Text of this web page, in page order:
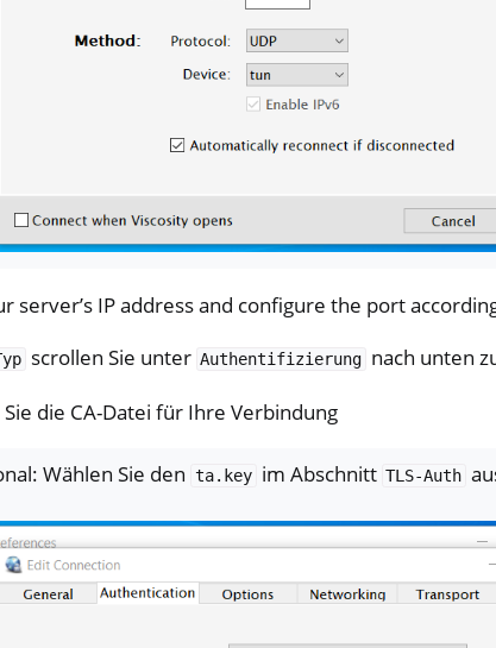
NW750
server’s IP address and configure the port
scrollen Sie unter Authentifizierung nach unten
die CA-Datei für Ihre Verbindung
Wählen Sie den ta.key im Abschnitt TLS-Auth